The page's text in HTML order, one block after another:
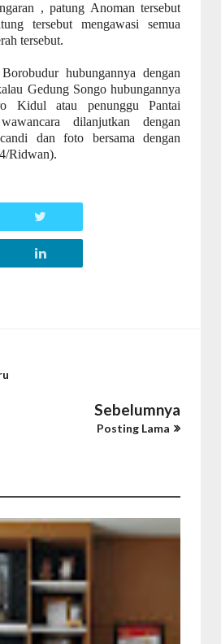
, patung Anoman tersebut
tersebut mengawasi semua
tersebut.
hubungannya dengan
Gedung Songo hubungannya
Kidul atau penunggu Pantai
dilanjutkan dengan
dan foto bersama dengan
Ridwan).
Sebelumnya
Posting Lama